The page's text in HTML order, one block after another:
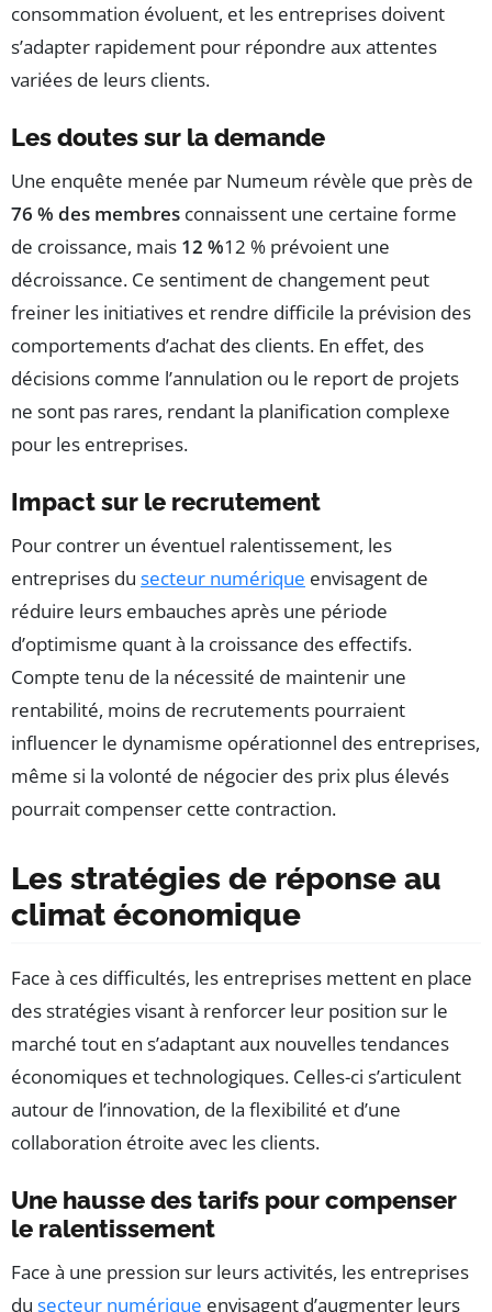
consommation évoluent, et les entreprises doivent
s’adapter rapidement pour répondre aux attentes
variées de leurs clients.
Les doutes sur la demande
Une enquête menée par Numeum révèle que près de
76 % des membres connaissent une certaine forme
de croissance, mais 12 %12 % prévoient une
décroissance. Ce sentiment de changement peut
freiner les initiatives et rendre difficile la prévision des
comportements d’achat des clients. En effet, des
décisions comme l’annulation ou le report de projets
ne sont pas rares, rendant la planification complexe
pour les entreprises.
Impact sur le recrutement
Pour contrer un éventuel ralentissement, les
entreprises du secteur numérique envisagent de
réduire leurs embauches après une période
d’optimisme quant à la croissance des effectifs.
Compte tenu de la nécessité de maintenir une
rentabilité, moins de recrutements pourraient
influencer le dynamisme opérationnel des entreprises,
même si la volonté de négocier des prix plus élevés
pourrait compenser cette contraction.
Les stratégies de réponse au
climat économique
Face à ces difficultés, les entreprises mettent en place
des stratégies visant à renforcer leur position sur le
marché tout en s’adaptant aux nouvelles tendances
économiques et technologiques. Celles-ci s’articulent
autour de l’innovation, de la flexibilité et d’une
collaboration étroite avec les clients.
Une hausse des tarifs pour compenser
le ralentissement
Face à une pression sur leurs activités, les entreprises
du secteur numérique envisagent d’augmenter leurs